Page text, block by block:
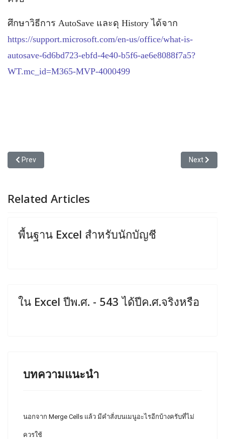
ศึกษาวิธีการ AutoSave และดุ History ได้จาก
https://support.microsoft.com/en-us/office/what-is-
autosave-6d6bd723-ebfd-4e40-b5f6-ae6e8088f7a5?
WT.mc_id=M365-MVP-4000499
Previous article: ทางเลือกเพื่อเตือนว่าห้ามพิมพ์ค่าที่ไม่ใช่เลข
Prev Next
Next
Related Articles
พื้นฐาน Excel สำหรับนักบัญชี
ใน Excel ปีพ.ศ. - 543 ได้ปีค.ศ.จริงหรือ
บทความแนะนำ
นอกจาก Merge Cells แล้ว มีคำสั่งบนเมนูอะไรอีกบ้างครับที่ไม่
ควรใช้